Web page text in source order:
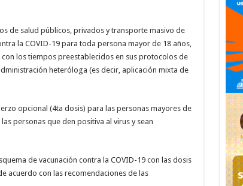
de salud públicos, privados y transporte masivo de
la COVID-19 para toda persona mayor de 18 años,
los tiempos preestablecidos en sus protocolos de
heteróloga (es decir, aplicación mixta de
opcional (4ta dosis) para las personas mayores de
personas que den positiva al virus y sean
de vacunación contra la COVID-19 con las dosis
acuerdo con las recomendaciones de las